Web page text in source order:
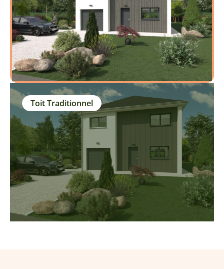
Toit Traditionnel